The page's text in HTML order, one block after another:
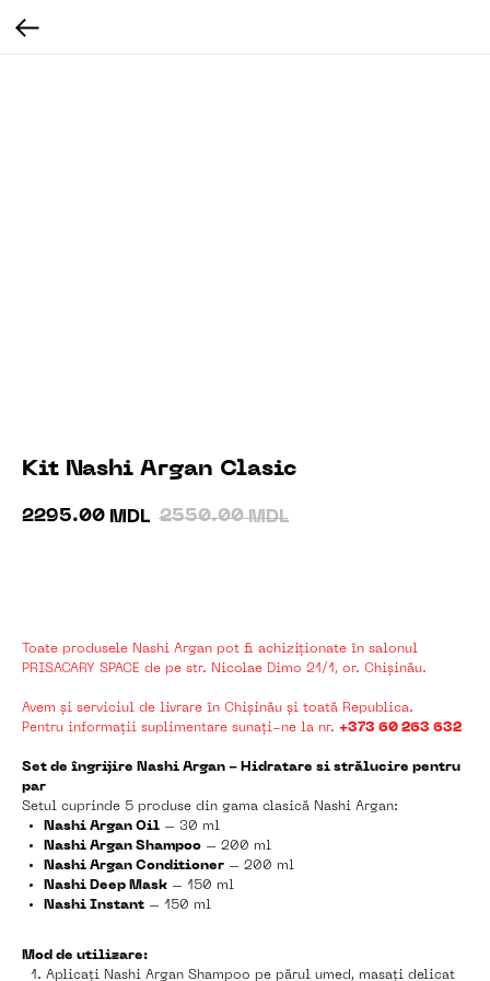
Kit Nashi Argan Clasic
2295.00 MDL 2550.00 MDL
Toate produsele Nashi Argan pot fi achiziționate în salonul
PRISACARY SPACE de pe str. Nicolae Dimo 21/1, or. Chișinău.
Avem și serviciul de livrare în Chișinău și toată Republica.
Pentru informații suplimentare sunați-ne la nr. +373 60 263 632
Set de îngrijire Nashi Argan - Hidratare si strălucire pentru
par
Setul cuprinde 5 produse din gama clasică Nashi Argan:
Nashi Argan Oil – 30 ml
Nashi Argan Shampoo – 200 ml
Nashi Argan Conditioner – 200 ml
Nashi Deep Mask – 150 ml
Nashi Instant – 150 ml
Mod de utilizare:
Aplicați Nashi Argan Shampoo pe părul umed, masați delicat